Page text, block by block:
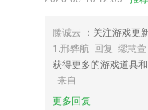
6,针对驾考难题、怪题、偏
您轻松记忆交通标志、交警
天牛3d图库软件优势
滕诚云 ：关注游戏更
1.邢骅航 回复 缪慧萱
获得更多的游戏道具
来自
更多回复